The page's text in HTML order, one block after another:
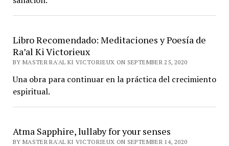
Libro Recomendado: Meditaciones y Poesía de
Ra’al Ki Victorieux
BY MASTER RA'AL KI VICTORIEUX ON SEPTEMBER 25, 2020
Una obra para continuar en la práctica del crecimiento
espiritual.
Atma Sapphire, lullaby for your senses
BY MASTER RA'AL KI VICTORIEUX ON SEPTEMBER 14, 2020